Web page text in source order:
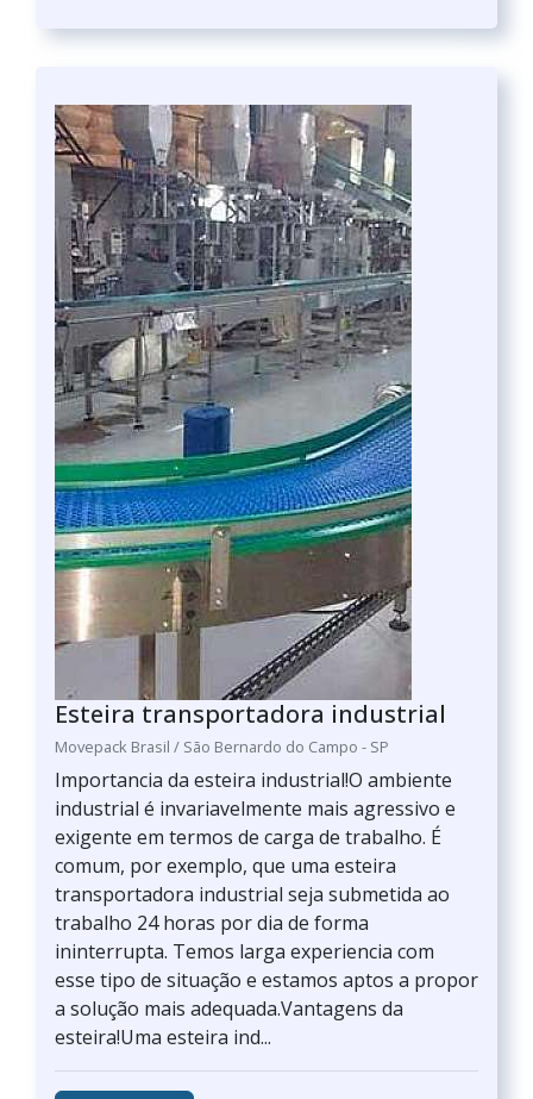
Esteira transportadora industrial
Movepack Brasil / São Bernardo do Campo - SP
Importancia da esteira industrial!O ambiente
industrial é invariavelmente mais agressivo e
exigente em termos de carga de trabalho. É
comum, por exemplo, que uma esteira
transportadora industrial seja submetida ao
trabalho 24 horas por dia de forma
ininterrupta. Temos larga experiencia com
esse tipo de situação e estamos aptos a propor
a solução mais adequada.Vantagens da
esteira!Uma esteira ind...